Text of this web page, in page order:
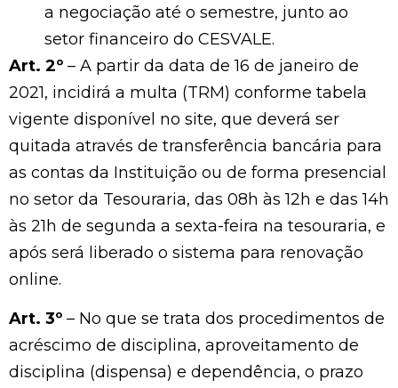
a negociação até o semestre, junto ao
setor financeiro do CESVALE.
Art. 2º – A partir da data de 16 de janeiro de
2021, incidirá a multa (TRM) conforme tabela
vigente disponível no site, que deverá ser
quitada através de transferência bancária para
as contas da Instituição ou de forma presencial
no setor da Tesouraria, das 08h às 12h e das 14h
às 21h de segunda a sexta-feira na tesouraria, e
após será liberado o sistema para renovação
online.
Art. 3º – No que se trata dos procedimentos de
acréscimo de disciplina, aproveitamento de
disciplina (dispensa) e dependência, o prazo